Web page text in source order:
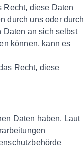
Recht, diese Daten
durch uns oder durch
Daten an sich selbst
können, kann es
Recht, diese
Daten haben. Laut